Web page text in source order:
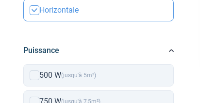
Horizontale
Puissance
500 W(jusqu'à 5m²)
(jusqu'à 7,5m²)